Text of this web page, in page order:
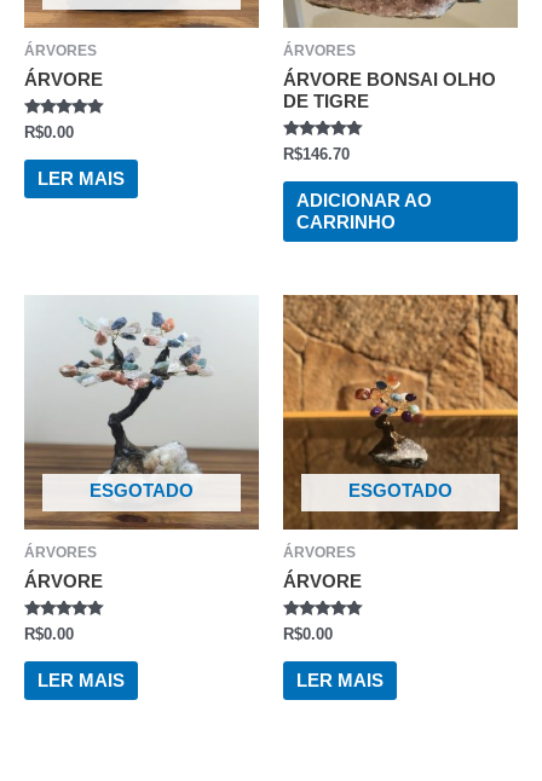
ÁRVORES
ÁRVORE
AVALIAÇÃO
0
DE
R$0.00
LER MAIS
ÁRVORES
ÁRVORE BONSAI OLHO
DE TIGRE
AVALIAÇÃO
0
DE
R$146.70
ADICIONAR AO
CARRINHO
ESGOTADO
ÁRVORES
ÁRVORE
AVALIAÇÃO
0
DE
R$0.00
LER MAIS
ESGOTADO
ÁRVORES
ÁRVORE
AVALIAÇÃO
0
DE
R$0.00
LER MAIS